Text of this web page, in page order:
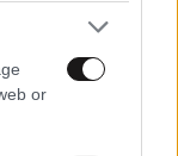
or